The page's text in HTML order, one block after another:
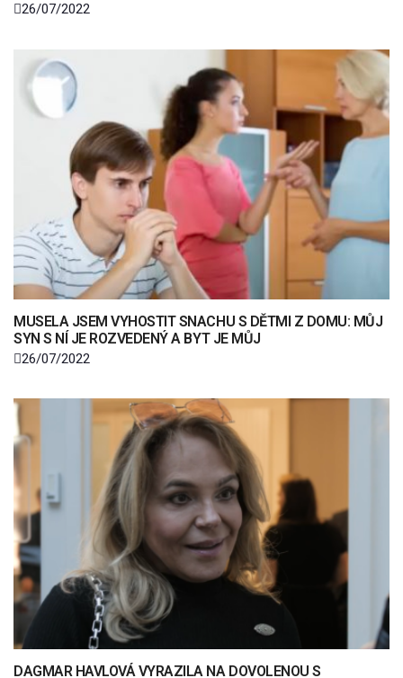
26/07/2022
MUSELA JSEM VYHOSTIT SNACHU S DĚTMI Z DOMU: MŮJ
SYN S NÍ JE ROZVEDENÝ A BYT JE MŮJ
26/07/2022
DAGMAR HAVLOVÁ VYRAZILA NA DOVOLENOU S